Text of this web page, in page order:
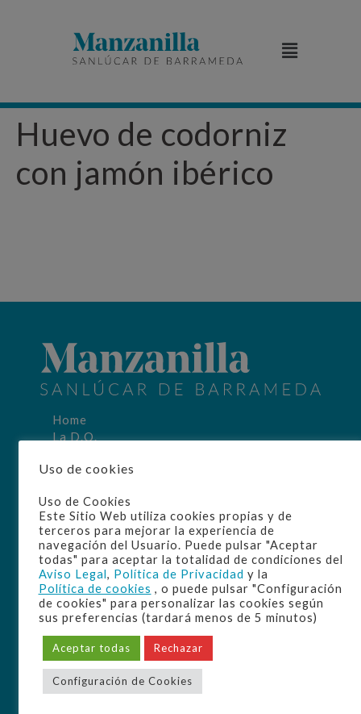
Huevo de codorniz
con jamón ibérico
Home
La D.O.
Elaboración
Disfrute
Cultura
Bodegas
Uso de cookies
Uso de Cookies
Este Sitio Web utiliza cookies propias y de
terceros para mejorar la experiencia de
navegación del Usuario. Puede pulsar "Aceptar
todas" para aceptar la totalidad de condiciones del
Aviso Legal, Política de Privacidad y la
Política de cookies , o puede pulsar "Configuración
de cookies" para personalizar las cookies según
sus preferencias (tardará menos de 5 minutos)
Aceptar todas Rechazar
Configuración de Cookies